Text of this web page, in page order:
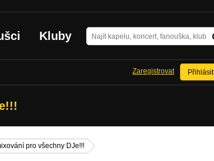
Kluby
Přihlásit
Zaregistrovat
pro všechny DJe!!!